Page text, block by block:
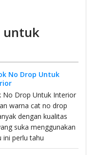
untuk
No Drop Untuk
No Drop Untuk Interior
warna cat no drop
dengan kualitas
suka menggunakan
ini perlu tahu